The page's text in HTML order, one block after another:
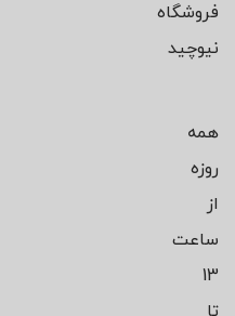
فروشگاه
نیوچید
همه
روزه
از
ساعت
13